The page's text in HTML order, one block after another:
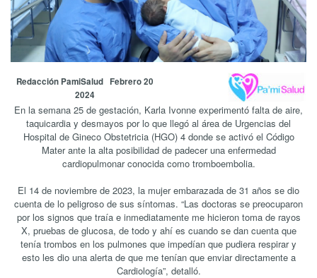
Redacción PamiSalud Febrero 20
2024
En la semana 25 de gestación, Karla Ivonne experimentó falta de aire,
taquicardia y desmayos por lo que llegó al área de Urgencias del
Hospital de Gineco Obstetricia (HGO) 4 donde se activó el Código
Mater ante la alta posibilidad de padecer una enfermedad
cardiopulmonar conocida como tromboembolia.
El 14 de noviembre de 2023, la mujer embarazada de 31 años se dio
cuenta de lo peligroso de sus síntomas. “Las doctoras se preocuparon
por los signos que traía e inmediatamente me hicieron toma de rayos
X, pruebas de glucosa, de todo y ahí es cuando se dan cuenta que
tenía trombos en los pulmones que impedían que pudiera respirar y
esto les dio una alerta de que me tenían que enviar directamente a
Cardiología”, detalló.